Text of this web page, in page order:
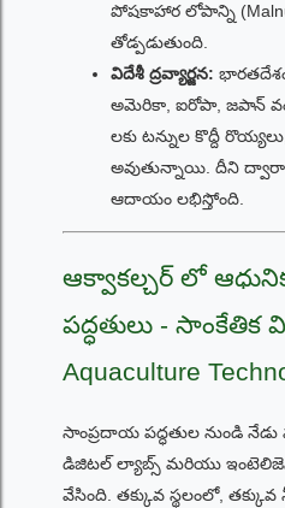
పోషకాహార లోపాన్ని
తోడ్పడుతుంది.
విదేశీ ద్రవ్యార్జన: భారతదేశం
అమెరికా, ఐరోపా, జపాన్
లకు టన్నుల కొద్దీ
అవుతున్నాయి. దీని
ఆదాయం లభిస్తోంది.
ఆక్వాకల్చర్ లో
పద్ధతులు - సాంకేతిక
Aquaculture
సాంప్రదాయ పద్ధతుల నుండి
డిజిటల్ ల్యాబ్స్ మరియు
వేసింది. తక్కువ స్థలంలో,